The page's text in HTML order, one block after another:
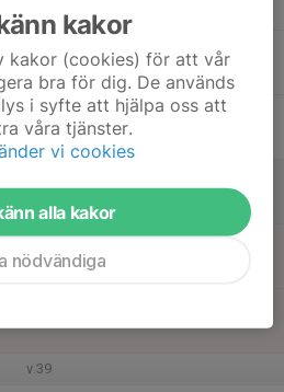
IP
IP
station
v.39
kakor
kakor (cookies) för att vår
bra för dig. De används
i syfte att hjälpa oss att
våra tjänster.
vi cookies
alla kakor
nödvändiga